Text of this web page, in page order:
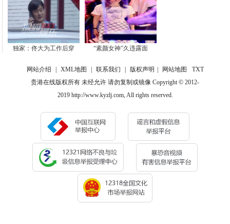
独家：佟大为工作后穿 “素颜女神”久违露面
网站介绍 XML地图 联系我们 版权声明 网站地图
TXT
贵港在线版权所有 未经允许 请勿复制或镜像 Copyright © 2012-
2019 http://www.kyzlj.com, All rights reserved.